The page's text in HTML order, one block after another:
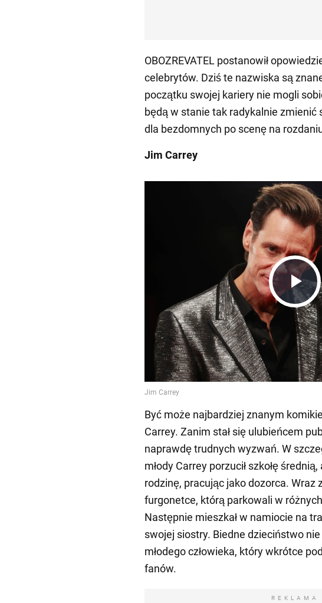
OBOZREVATEL postanowił
celebrytów. Dziś te nazwiska są
początku swojej kariery nie mogli
będą w stanie tak radykalnie zmienić
dla bezdomnych po scenę na
Jim Carrey
Play
Być może najbardziej znanym
Carrey. Zanim stał się ulubieńcem
naprawdę trudnych wyzwań. W
młody Carrey porzucił szkołę
rodzinę, pracując jako dozorca. Wraz
furgonetce, którą parkowali w
Następnie mieszkał w namiocie na
swojej siostry. Biedne dzieciństwo
młodego człowieka, który wkrótce
fanów.
REKLAMA